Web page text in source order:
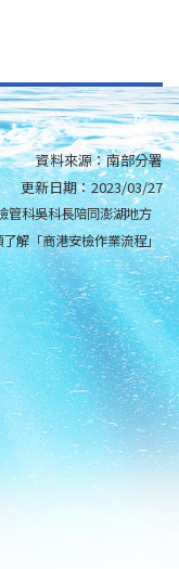
資料來源：南部分署
更新日期：2023/03/27
管科吳科長陪同澎湖地方
解「商港安檢作業流程」